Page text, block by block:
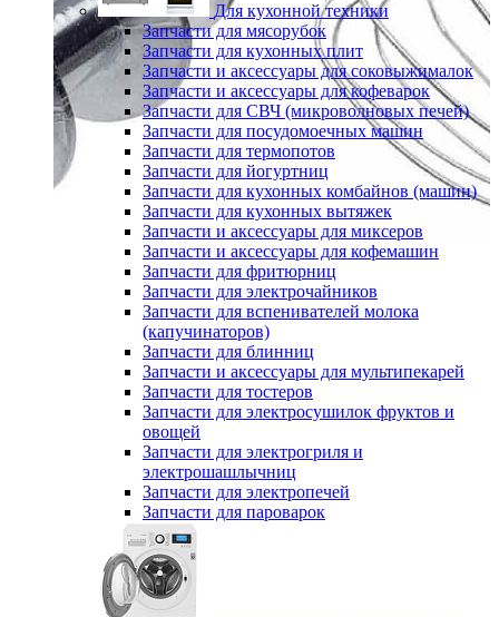
Для кухонной техники
Запчасти для мясорубок
Запчасти для кухонных плит
Запчасти и аксессуары для соковыжималок
Запчасти и аксессуары для кофеварок
Запчасти для СВЧ (микроволновых печей)
Запчасти для посудомоечных машин
Запчасти для термопотов
Запчасти для йогуртниц
Запчасти для кухонных комбайнов (машин)
Запчасти для кухонных вытяжек
Запчасти и аксессуары для миксеров
Запчасти и аксессуары для кофемашин
Запчасти для фритюрниц
Запчасти для электрочайников
Запчасти для вспенивателей молока
(капучинаторов)
Запчасти для блинниц
Запчасти и аксессуары для мультипекарей
Запчасти для тостеров
Запчасти для электросушилок фруктов и
овощей
Запчасти для электрогриля и
электрошашлычниц
Запчасти для электропечей
Запчасти для пароварок